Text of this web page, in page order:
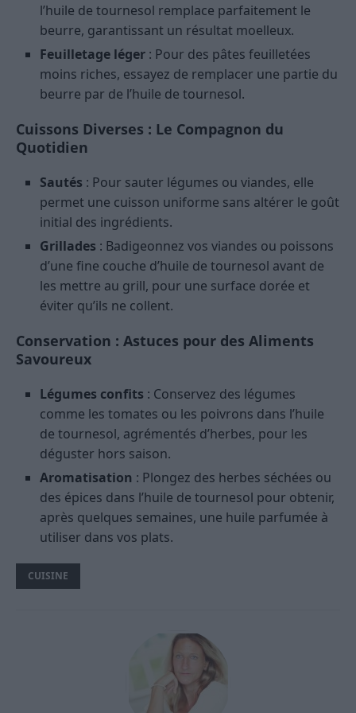
l’huile de tournesol remplace parfaitement le
beurre, garantissant un résultat moelleux.
Feuilletage léger : Pour des pâtes feuilletées
moins riches, essayez de remplacer une partie du
beurre par de l’huile de tournesol.
Cuissons Diverses : Le Compagnon du
Quotidien
Sautés : Pour sauter légumes ou viandes, elle
permet une cuisson uniforme sans altérer le goût
initial des ingrédients.
Grillades : Badigeonnez vos viandes ou poissons
d’une fine couche d’huile de tournesol avant de
les mettre au grill, pour une surface dorée et
éviter qu’ils ne collent.
Conservation : Astuces pour des Aliments
Savoureux
Légumes confits : Conservez des légumes
comme les tomates ou les poivrons dans l’huile
de tournesol, agrémentés d’herbes, pour les
déguster hors saison.
Aromatisation : Plongez des herbes séchées ou
des épices dans l’huile de tournesol pour obtenir,
après quelques semaines, une huile parfumée à
utiliser dans vos plats.
CUISINE